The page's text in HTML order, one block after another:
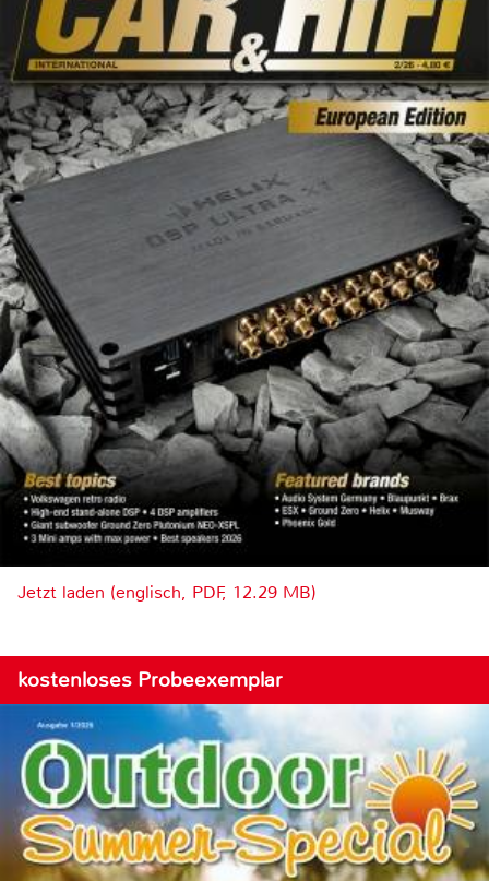
Jetzt laden (englisch, PDF, 12.29 MB)
kostenloses Probeexemplar